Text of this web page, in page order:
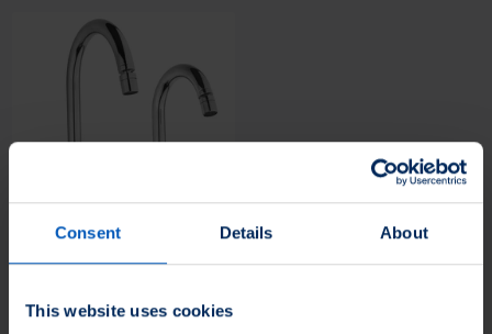
Consent Details About
This website uses cookies